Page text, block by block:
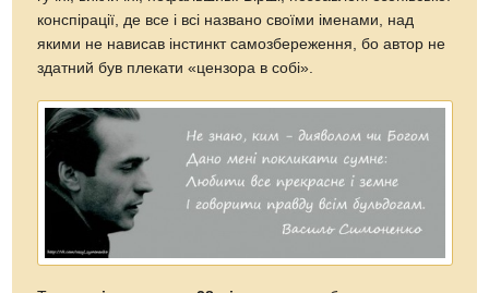
конспірації, де все і всі названо своїми іменами, над
якими не нависав інстинкт самозбереження, бо автор не
здатний був плекати «цензора в собі».